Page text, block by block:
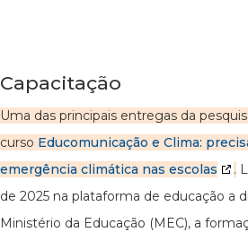
Capacitação
Uma das principais entregas da
curso Educomunicação e Clima:
emergência climática nas escolas
.
de 2025 na plataforma de educação a
Ministério da Educação (MEC), a